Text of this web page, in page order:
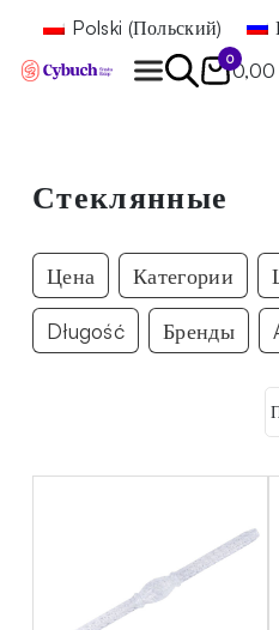
Polski (Польский)
0
0,00
Стеклянные
Цена Категории
Długość Бренды